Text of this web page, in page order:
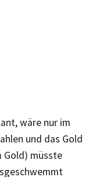
wäre nur im
und das Gold
Gold) müsste